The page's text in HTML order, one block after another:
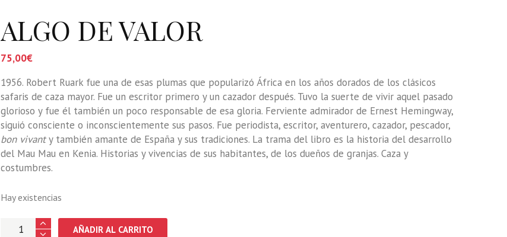
ALGO DE VALOR
75,00€
1956. Robert Ruark fue una de esas plumas que popularizó África en los años dorados de los clásicos
safaris de caza mayor. Fue un escritor primero y un cazador después. Tuvo la suerte de vivir aquel pasado
glorioso y fue él también un poco responsable de esa gloria. Ferviente admirador de Ernest Hemingway,
siguió consciente o inconscientemente sus pasos. Fue periodista, escritor, aventurero, cazador, pescador,
bon vivanty también amante de España y sus tradiciones. La trama del libro es la historia del desarrollo
del Mau Mau en Kenia. Historias y vivencias de sus habitantes, de los dueños de granjas. Caza y
costumbres.
Hay existencias
ALGO
AÑADIR AL CARRITO